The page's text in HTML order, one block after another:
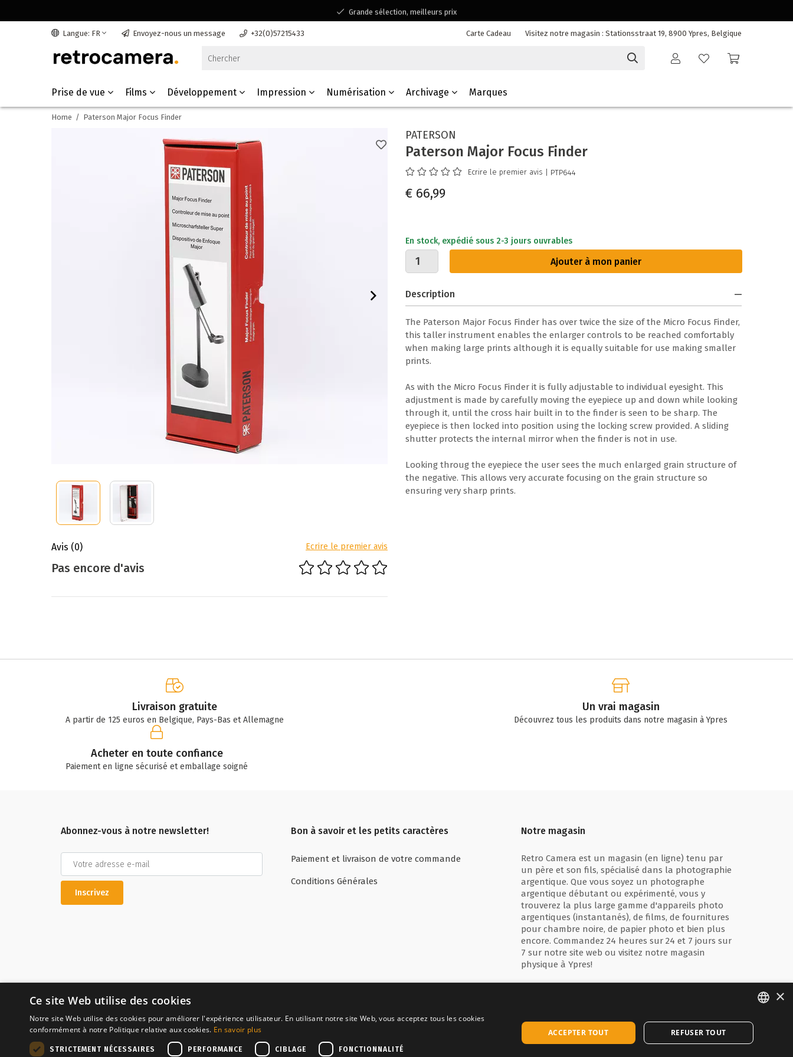
Grande sélection, meilleurs prix
Disponible pour toutes vos questions
Langue: FR Envoyez-nous un message +32(0)57215433 Carte Cadeau Visitez notre magasin : Stationsstraat 19, 8900 Ypres, Belgique
Prise de vue Films Développement Impression Numérisation Archivage Marques
Home / Paterson Major Focus Finder
Avis (0) Ecrire le premier avis
Pas encore d'avis
PATERSON
Paterson Major Focus Finder
Ecrire le premier avis | PTP644
€ 66,99
En stock, expédié sous 2-3 jours ouvrables
Ajouter à mon panier
Description
The Paterson Major Focus Finder has over twice the size of the Micro Focus Finder,
this taller instrument enables the enlarger controls to be reached comfortably
when making large prints although it is equally suitable for use making smaller
prints.
As with the Micro Focus Finder it is fully adjustable to individual eyesight. This
adjustment is made by carefully moving the eyepiece up and down while looking
through it, until the cross hair built in to the finder is seen to be sharp. The
eyepiece is then locked into position using the locking screw provided. A sliding
shutter protects the internal mirror when the finder is not in use.
Looking throug the eyepiece the user sees the much enlarged grain structure of
the negative. This allows very accurate focusing on the grain structure so
ensuring very sharp prints.
Livraison gratuite
A partir de 125 euros en Belgique, Pays-Bas et Allemagne
Un vrai magasin
Découvrez tous les produits dans notre magasin à Ypres
Acheter en toute confiance
Paiement en ligne sécurisé et emballage soigné
Abonnez-vous à notre newsletter!
Inscrivez
Bon à savoir et les petits caractères
Paiement et livraison de votre commande
Conditions Générales
Notre magasin
Retro Camera est un magasin (en ligne) tenu par
un père et son fils, spécialisé dans la photographie
argentique. Que vous soyez un photographe
argentique débutant ou expérimenté, vous y
trouverez la plus large gamme d'appareils photo
argentiques (instantanés), de films, de fournitures
pour chambre noire, de papier photo et bien plus
encore. Commandez 24 heures sur 24 et 7 jours sur
7 sur notre site web ou visitez notre magasin
physique à Ypres!
Paiement sécurisé avec
ENGLISH
×
Ce site Web utilise des cookies
Notre site Web utilise des cookies pour améliorer l'expérience utilisateur. En utilisant notre site Web, vous acceptez tous les cookies
conformément à notre Politique relative aux cookies. En savoir plus
STRICTEMENT NÉCESSAIRES PERFORMANCE CIBLAGE FONCTIONNALITÉ
ACCEPTER TOUT REFUSER TOUT